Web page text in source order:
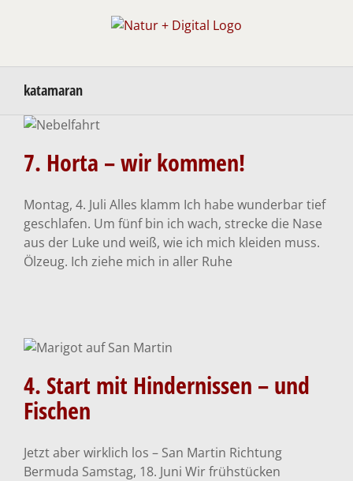
katamaran
7. Horta – wir kommen!
Atlantiküberquerung
7. Horta – wir kommen!
Montag, 4. Juli Alles klamm Ich habe wunderbar tief
geschlafen. Um fünf bin ich wach, strecke die Nase
aus der Luke und weiß, wie ich mich kleiden muss.
Ölzeug. Ich ziehe mich in aller Ruhe
4. Start mit Hindernissen –
und Fischen
4. Start mit Hindernissen – und
Fischen
Jetzt aber wirklich los – San Martin Richtung
Bermuda Samstag, 18. Juni Wir frühstücken